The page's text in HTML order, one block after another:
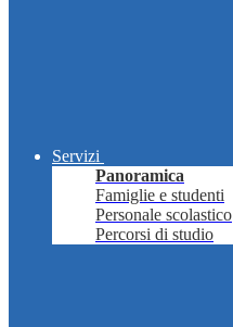
Servizi
Panoramica
Famiglie e studenti
Personale scolastico
Percorsi di studio